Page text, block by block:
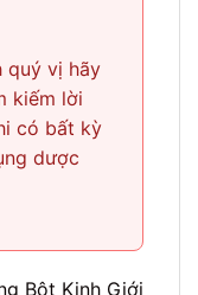
quý vị hãy
kiếm lời
có bất kỳ
dược